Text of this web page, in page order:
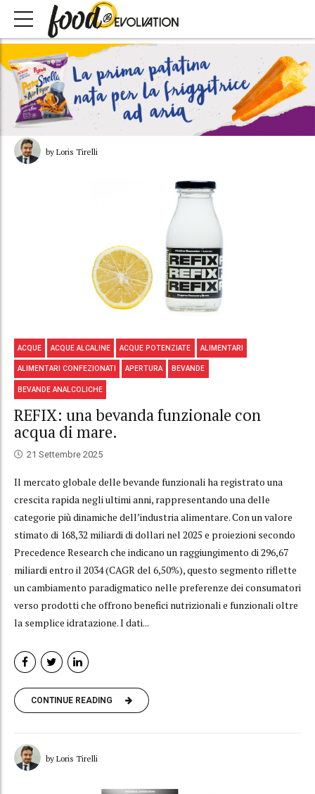
by Loris Tirelli
ACQUE ACQUE ALCALINE ACQUE POTENZIATE ALIMENTARI
ALIMENTARI CONFEZIONATI APERTURA BEVANDE
BEVANDE ANALCOLICHE
REFIX: una bevanda funzionale con
acqua di mare.
21 Settembre 2025
Il mercato globale delle bevande funzionali ha registrato una
crescita rapida negli ultimi anni, rappresentando una delle
categorie più dinamiche dell’industria alimentare. Con un valore
stimato di 168,32 miliardi di dollari nel 2025 e proiezioni secondo
Precedence Research che indicano un raggiungimento di 296,67
miliardi entro il 2034 (CAGR del 6,50%), questo segmento riflette
un cambiamento paradigmatico nelle preferenze dei consumatori
verso prodotti che offrono benefici nutrizionali e funzionali oltre
la semplice idratazione. I dati...
CONTINUE READING
by Loris Tirelli